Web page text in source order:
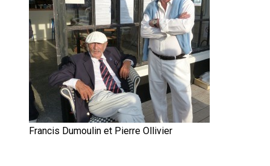
Francis Dumoulin et Pierre Ollivier